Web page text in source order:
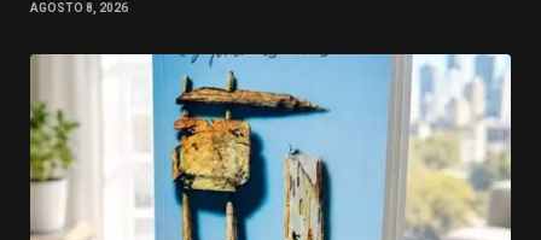
AGOSTO 8, 2026